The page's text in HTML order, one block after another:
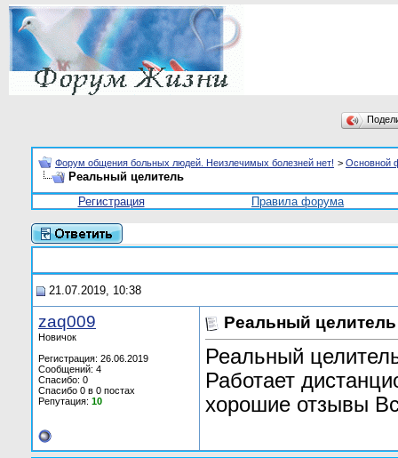
Форум общения больных людей. Неизлечимых болезней нет! > Основной
Реальный целитель
Регистрация
Правила форума
21.07.2019, 10:38
zaq009
Новичок
Регистрация: 26.06.2019
Сообщений: 4
Спасибо: 0
Спасибо 0 в 0 постах
Репутация: 10
Реальный целитель
Реальный
Работает
хорошие отзывы